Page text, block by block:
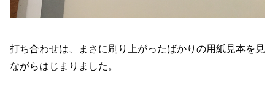
打ち合わせは、まさに刷り上がったばかりの用紙見本を見
ながらはじまりました。